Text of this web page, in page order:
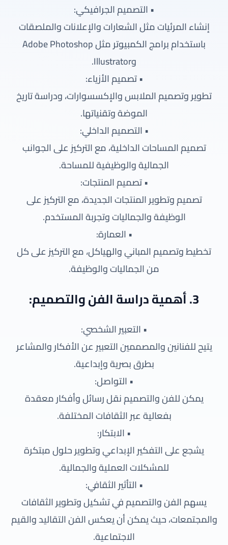
• التصميم الجرافيكي:
إنشاء المرئيات مثل الشعارات والإعلانات والملصقات
باستخدام برامج الكمبيوتر مثل Adobe Photoshop
وIllustrator.
• تصميم الأزياء:
تطوير وتصميم الملابس والإكسسوارات، ودراسة تاريخ
الموضة وتقنياتها.
• التصميم الداخلي:
تصميم المساحات الداخلية، مع التركيز على الجوانب
الجمالية والوظيفية للمساحة.
• تصميم المنتجات:
تصميم وتطوير المنتجات الجديدة، مع التركيز على
الوظيفة والجماليات وتجربة المستخدم.
• العمارة:
تخطيط وتصميم المباني والهياكل، مع التركيز على كل
من الجماليات والوظيفة.
3. أهمية دراسة الفن والتصميم:
• التعبير الشخصي:
يتيح للفنانين والمصممين التعبير عن الأفكار والمشاعر
بطرق بصرية وإبداعية.
• التواصل:
يمكن للفن والتصميم نقل رسائل وأفكار معقدة
بفعالية عبر الثقافات المختلفة.
• الابتكار:
يشجع على التفكير الإبداعي وتطوير حلول مبتكرة
للمشكلات العملية والجمالية.
• التأثير الثقافي:
يسهم الفن والتصميم في تشكيل وتطوير الثقافات
والمجتمعات، حيث يمكن أن يعكس الفن التقاليد والقيم
الاجتماعية.